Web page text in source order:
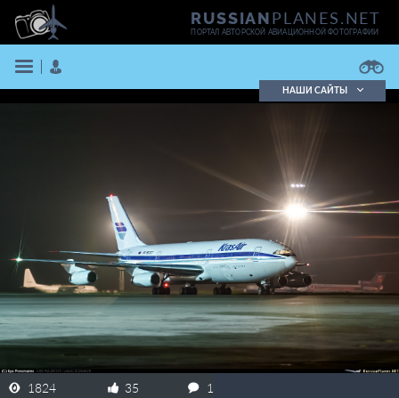
RUSSIANPLANES.NET
ПОРТАЛ АВТОРСКОЙ АВИАЦИОННОЙ ФОТОГРАФИИ
ЗАРЕГИСТРИРОВАТЬСЯ
НАШИ САЙТЫ
1824 35 1